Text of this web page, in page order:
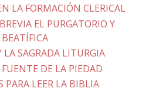
LA FORMACIÓN CLERICAL
EL PURGATORIO Y
SAGRADA LITURGIA
DE LA PIEDAD
PARA LEER LA BIBLIA